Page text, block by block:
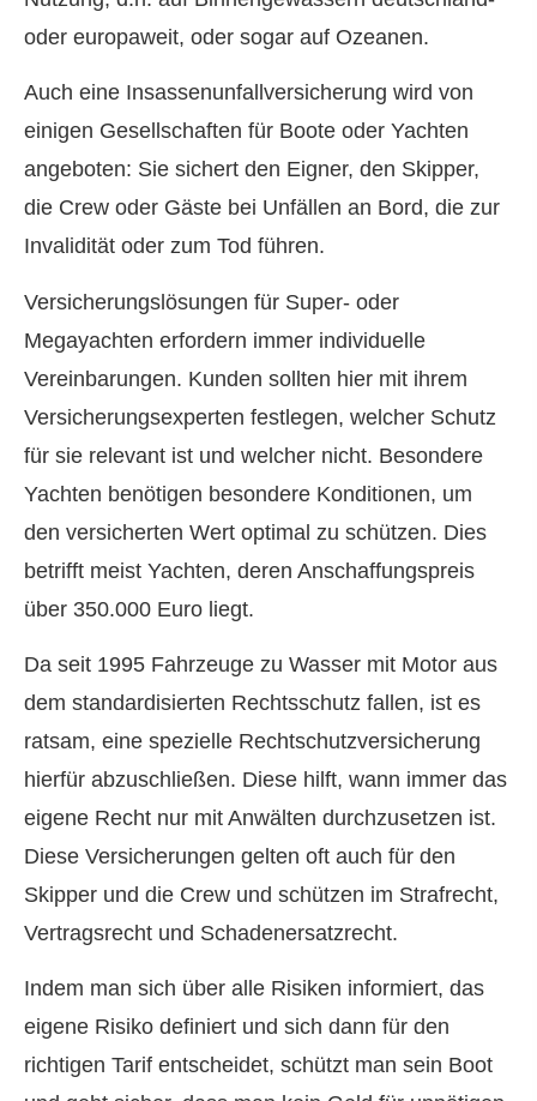
oder europaweit, oder sogar auf Ozeanen.
Auch eine Insassenunfallversicherung wird von
einigen Gesellschaften für Boote oder Yachten
angeboten: Sie sichert den Eigner, den Skipper,
die Crew oder Gäste bei Unfällen an Bord, die zur
Invalidität oder zum Tod führen.
Versicherungslösungen für Super- oder
Megayachten erfordern immer individuelle
Vereinbarungen. Kunden sollten hier mit ihrem
Versicherungsexperten festlegen, welcher Schutz
für sie relevant ist und welcher nicht. Besondere
Yachten benötigen besondere Konditionen, um
den versicherten Wert optimal zu schützen. Dies
betrifft meist Yachten, deren Anschaffungspreis
über 350.000 Euro liegt.
Da seit 1995 Fahrzeuge zu Wasser mit Motor aus
dem standardisierten Rechtsschutz fallen, ist es
ratsam, eine spezielle Rechtschutzversicherung
hierfür abzuschließen. Diese hilft, wann immer das
eigene Recht nur mit Anwälten durchzusetzen ist.
Diese Versicherungen gelten oft auch für den
Skipper und die Crew und schützen im Strafrecht,
Vertragsrecht und Schadenersatzrecht.
Indem man sich über alle Risiken informiert, das
eigene Risiko definiert und sich dann für den
richtigen Tarif entscheidet, schützt man sein Boot